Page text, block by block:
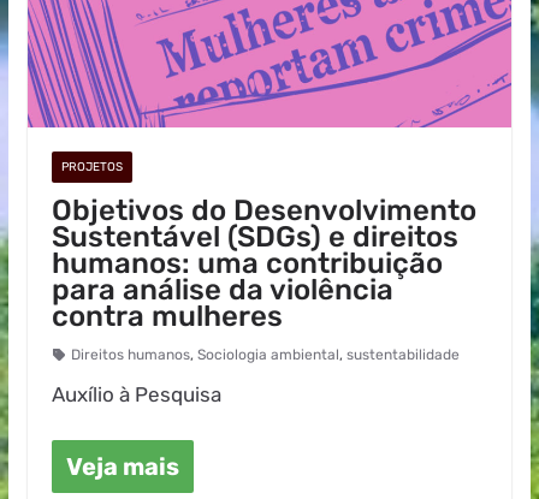
PROJETOS
Objetivos do Desenvolvimento
Sustentável (SDGs) e direitos
humanos: uma contribuição
para análise da violência
contra mulheres
Direitos humanos, Sociologia ambiental, sustentabilidade
Auxílio à Pesquisa
Veja mais